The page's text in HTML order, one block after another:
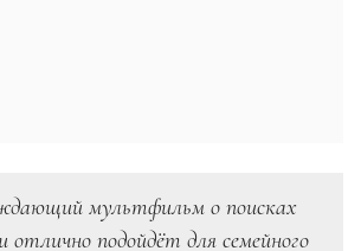
мультфильм о поисках
подойдёт для семейного